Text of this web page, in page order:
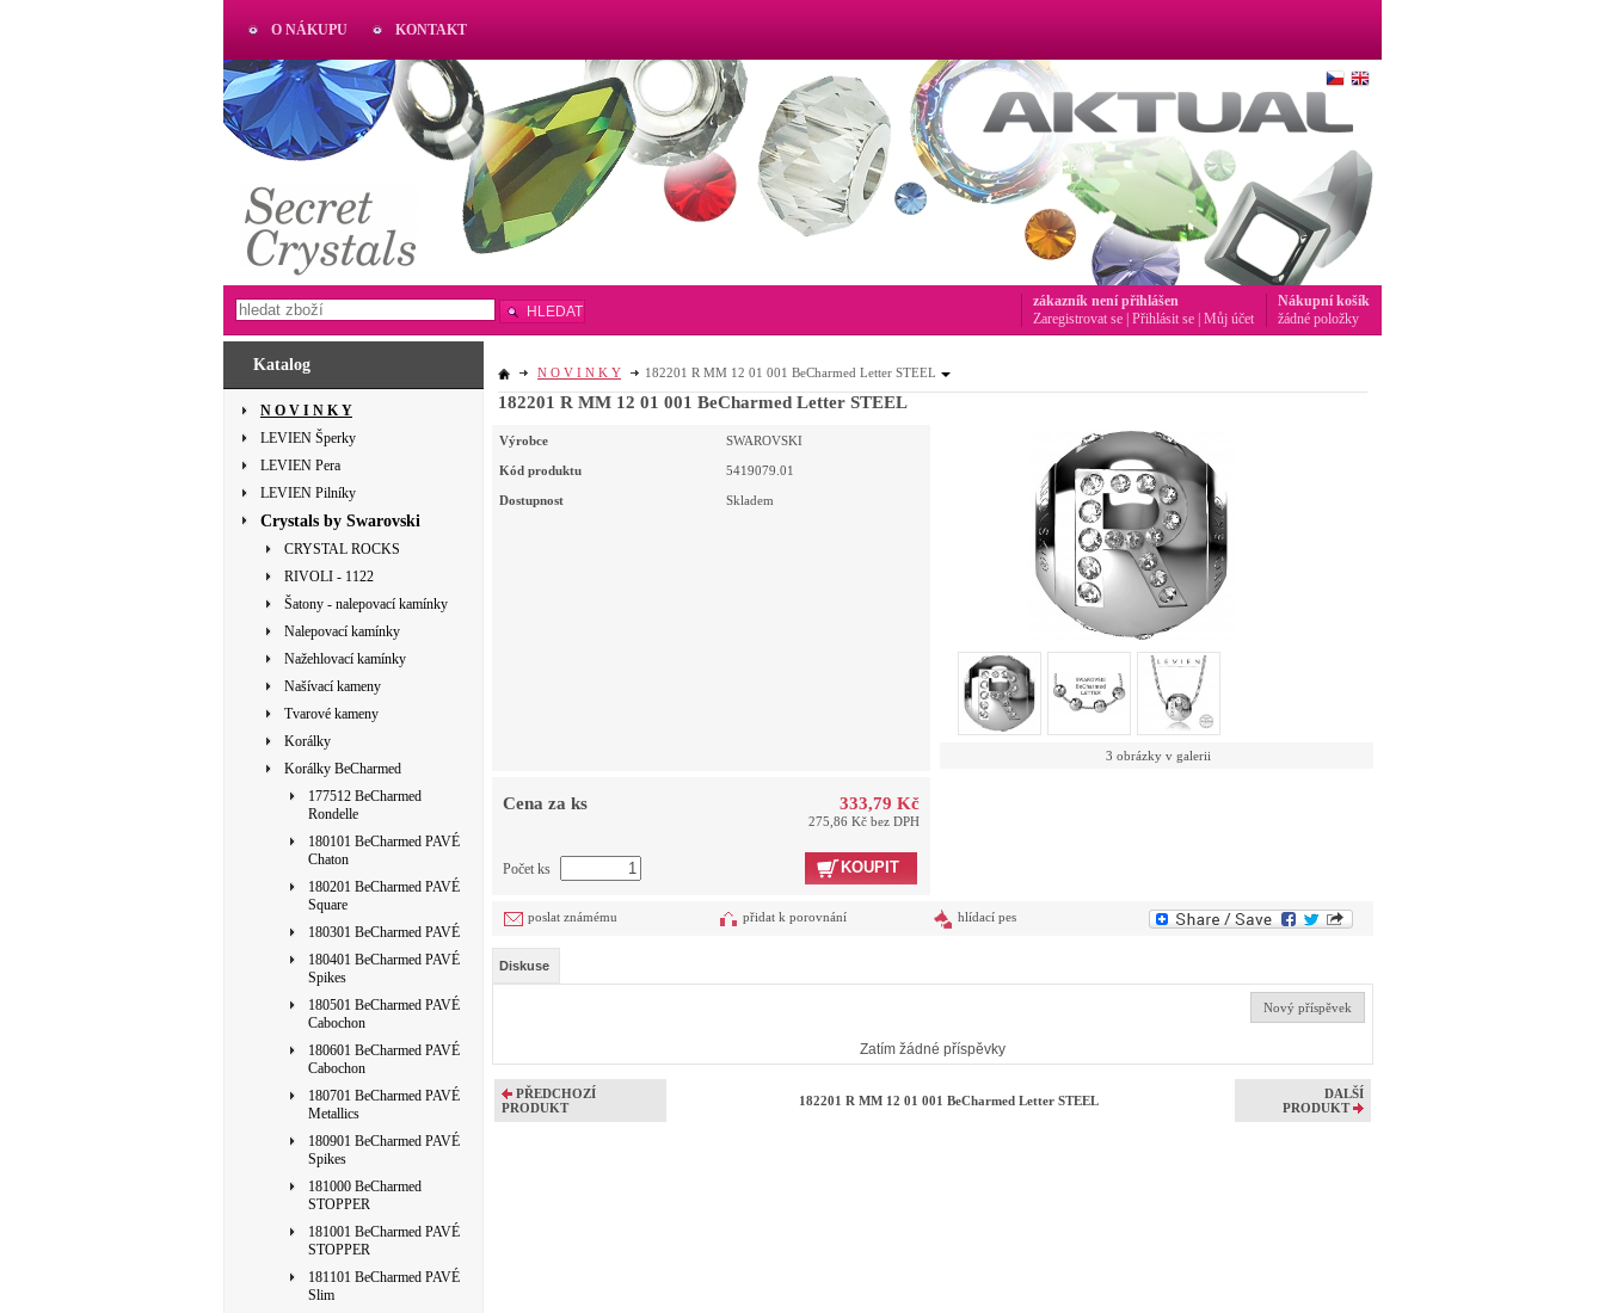
Katalog
N O V I N K Y
LEVIEN Šperky
LEVIEN Pera
LEVIEN Pilníky
Crystals by Swarovski
CRYSTAL ROCKS
RIVOLI - 1122
Šatony - nalepovací kamínky
Nalepovací kamínky
Nažehlovací kamínky
Našívací kameny
Tvarové kameny
Korálky
Korálky BeCharmed
177512 BeCharmed
Rondelle
180101 BeCharmed PAVÉ
Chaton
180201 BeCharmed PAVÉ
Square
180301 BeCharmed PAVÉ
180401 BeCharmed PAVÉ
Spikes
180501 BeCharmed PAVÉ
Cabochon
180601 BeCharmed PAVÉ
Cabochon
180701 BeCharmed PAVÉ
Metallics
180901 BeCharmed PAVÉ
Spikes
181000 BeCharmed
STOPPER
181001 BeCharmed PAVÉ
STOPPER
181101 BeCharmed PAVÉ
Slim
N O V I N K Y 182201 R MM 12 01 001 BeCharmed Letter STEEL
182201 R MM 12 01 001 BeCharmed Letter STEEL
Výrobce SWAROVSKI
Kód produktu 5419079.01
Dostupnost Skladem
3 obrázky v galerii
Cena za ks 333,79 Kč
275,86 Kč bez DPH
Počet ks KOUPIT
poslat známému přidat k porovnání hlídací pes
Diskuse
Nový příspěvek
Zatím žádné příspěvky
PŘEDCHOZÍ
PRODUKT
182201 R MM 12 01 001 BeCharmed Letter STEEL
DALŠÍ
PRODUKT
O NÁKUPU KONTAKT
AKTUAL
www.aktual-koralky.cz
HLEDAT
Nákupní košík
žádné položky
zákazník není přihlášen
Zaregistrovat se Přihlásit se Můj účet